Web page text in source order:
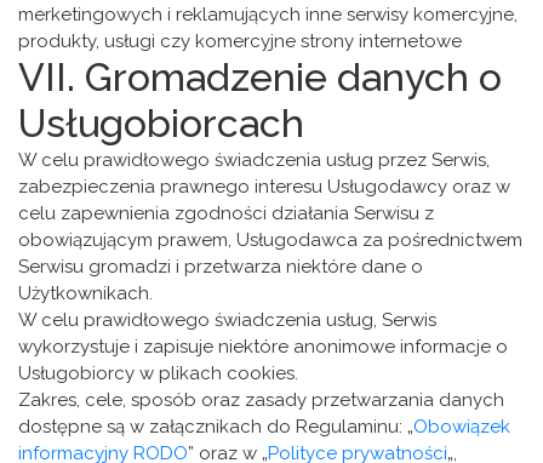
merketingowych i reklamujących inne serwisy komercyjne,
produkty, usługi czy komercyjne strony internetowe
VII. Gromadzenie danych o
Usługobiorcach
W celu prawidłowego świadczenia usług przez Serwis,
zabezpieczenia prawnego interesu Usługodawcy oraz w
celu zapewnienia zgodności działania Serwisu z
obowiązującym prawem, Usługodawca za pośrednictwem
Serwisu gromadzi i przetwarza niektóre dane o
Użytkownikach.
W celu prawidłowego świadczenia usług, Serwis
wykorzystuje i zapisuje niektóre anonimowe informacje o
Usługobiorcy w plikach cookies.
Zakres, cele, sposób oraz zasady przetwarzania danych
dostępne są w załącznikach do Regulaminu: „Obowiązek
informacyjny RODO” oraz w „Polityce prywatności„,